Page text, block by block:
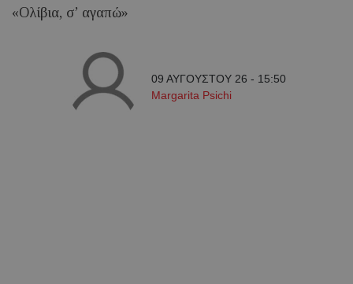
«Ολίβια, σ’ αγαπώ»
09 ΑΥΓΟΥΣΤΟΥ 26 - 15:50
Margarita Psichi